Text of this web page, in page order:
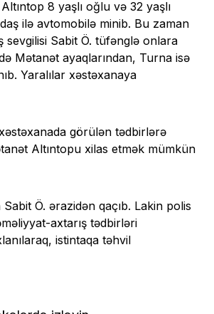
8 yaşlı oğlu və 32 yaşlı
ilə avtomobilə minib. Bu zaman
sevgilisi Sabit Ö. tüfənglə onlara
Mətanət ayaqlarından, Turna isə
Yaralılar xəstəxanaya
görülən tədbirlərə
Altıntopu xilas etmək mümkün
Ö. ərazidən qaçıb. Lakin polis
axtarış tədbirləri
istintaqa təhvil